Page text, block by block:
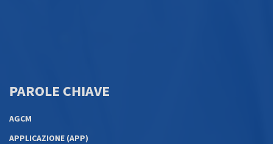
PAROLE CHIAVE
AGCM
APPLICAZIONE (APP)